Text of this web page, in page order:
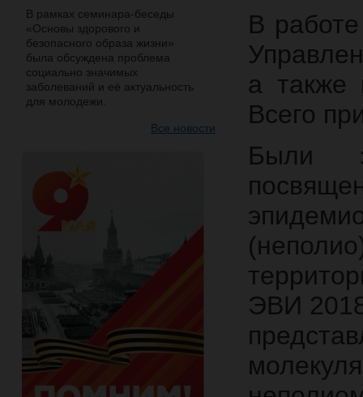
В рамках семинара-беседы
«Основы здорового и
безопасного образа жизни»
была обсуждена проблема
социально значимых
заболеваний и её актуальность
для молодежи.
Все новости
В
а также
Всего
Были
ЭВИ